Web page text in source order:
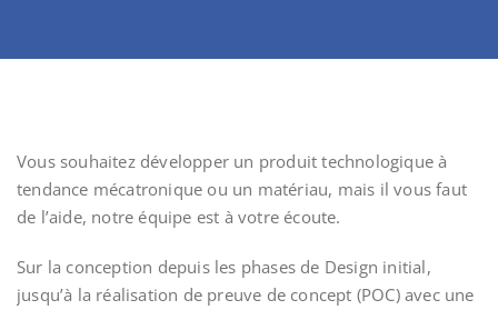
Vous souhaitez développer un produit technologique à
tendance mécatronique ou un matériau, mais il vous faut
de l’aide, notre équipe est à votre écoute.
Sur la conception depuis les phases de Design initial,
jusqu’à la réalisation de preuve de concept (POC) avec une